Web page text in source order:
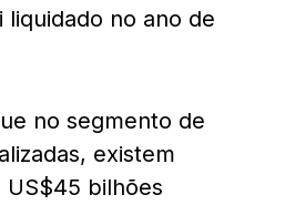
no ano de
no segmento de
existem
bilhões